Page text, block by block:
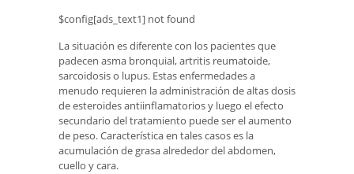
$config[ads_text1] not found
La situación es diferente con los pacientes que
padecen asma bronquial, artritis reumatoide,
sarcoidosis o lupus. Estas enfermedades a
menudo requieren la administración de altas dosis
de esteroides antiinflamatorios y luego el efecto
secundario del tratamiento puede ser el aumento
de peso. Característica en tales casos es la
acumulación de grasa alrededor del abdomen,
cuello y cara.